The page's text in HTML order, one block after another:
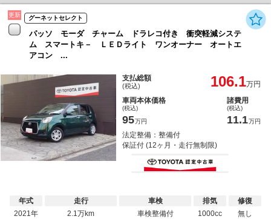
更新 グーネットセレクト
パッソ モーダ チャーム ドラレコ付き 衝突軽減システ
ム スマートキ－ ＬＥＤライト ワンオーナー オートエ
アコン ...
支払総額
(税込) 106.1万円
車両本体価格
(税込)
95万円
諸費用
(税込)
11.1万円
法定整備：整備付
保証付 (12ヶ月・走行無制限)
年式
2021年
走行
2.1万km
車検
車検整備付
排気
1000cc
修復
無し